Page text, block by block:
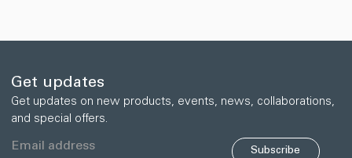
Get updates
Get updates on new products, events, news, collaborations,
and special offers.
Subscribe